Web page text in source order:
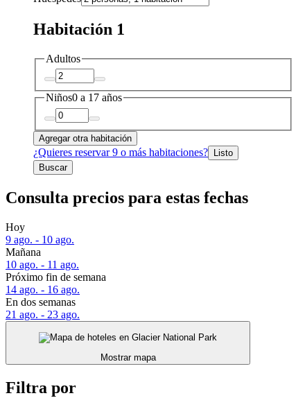
Habitación 1
Adultos
Niños0 a 17 años
Agregar otra habitación
¿Quieres reservar 9 o más habitaciones? Listo
Buscar
Consulta precios para estas fechas
Hoy
9 ago. - 10 ago.
Mañana
10 ago. - 11 ago.
Próximo fin de semana
14 ago. - 16 ago.
En dos semanas
21 ago. - 23 ago.
Mostrar mapa
Filtra por